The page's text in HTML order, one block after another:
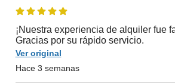
¡Nuestra experiencia de alquiler fue
Gracias por su rápido servicio.
Ver original
Hace 3 semanas